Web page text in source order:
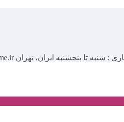
: شنبه تا پنجشنبه ایران، تهران